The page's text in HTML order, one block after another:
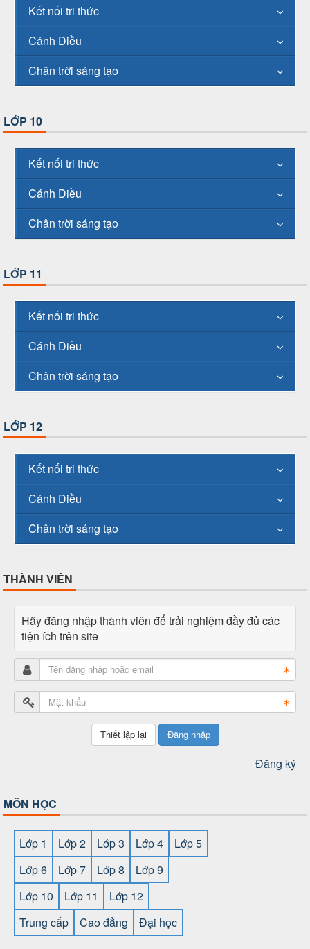
Kết nối tri thức
Cánh Diều
Chân trời sáng tạo
LỚP 10
Kết nối tri thức
Cánh Diều
Chân trời sáng tạo
LỚP 11
Kết nối tri thức
Cánh Diều
Chân trời sáng tạo
LỚP 12
Kết nối tri thức
Cánh Diều
Chân trời sáng tạo
THÀNH VIÊN
Hãy đăng nhập thành viên để trải nghiệm đầy đủ các
tiện ích trên site
Đăng nhập
Đăng ký
MÔN HỌC
Lớp 1 Lớp 2 Lớp 3 Lớp 4
Lớp 5
Lớp 6
Lớp 7 Lớp 8
Lớp 9
Lớp 10
Lớp 11
Lớp 12
Trung cấp
Cao đẳng Đại học